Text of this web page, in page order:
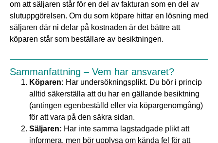
om att säljaren står för en del av fakturan som en del av
slutuppgörelsen. Om du som köpare hittar en lösning med
säljaren där ni delar på kostnaden är det bättre att
köparen står som beställare av besiktningen.
Sammanfattning – Vem har ansvaret?
Köparen: Har undersökningsplikt. Du bör i princip
alltid säkerställa att du har en gällande besiktning
(antingen egenbeställd eller via köpargenomgång)
för att vara på den säkra sidan.
Säljaren: Har inte samma lagstadgade plikt att
informera, men bör upplysa om kända fel för att